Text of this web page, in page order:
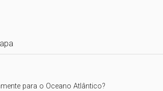
para o Oceano Atlântico?